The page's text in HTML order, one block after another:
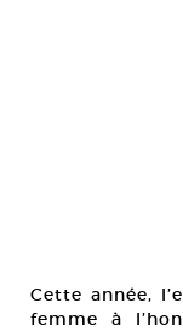
Cette année,
femme à